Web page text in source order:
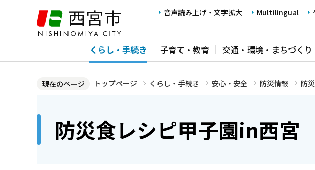
ジ
音声読み上げ・文字拡大 Multilingual
くらし・手続き 子育て・教育 交通・環境・まちづくり
現在のページ トップページ くらし・手続き 安心・安全 防災情報 防
防災食レシピ甲子園in西宮